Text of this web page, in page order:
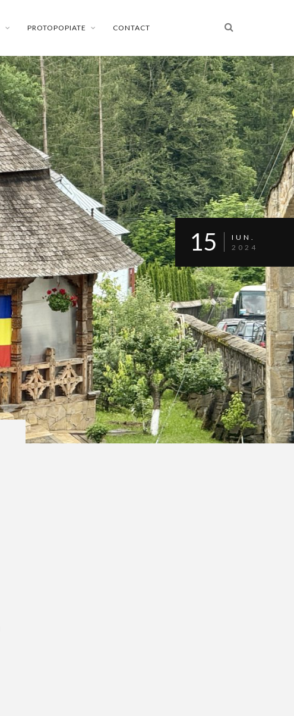
PROTOPOPIATE CONTACT
15
IUN.
2024